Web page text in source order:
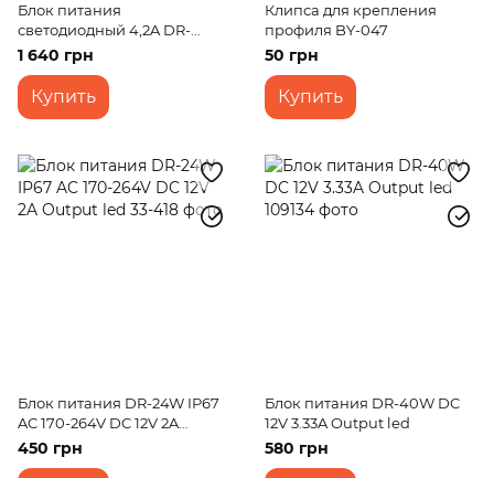
Блок питания
светодиодный 4,2A DR-
100W IP67 AC 170-264V DC
24V 4,2A
1 640 грн
Купить
Клипса для крепления
профиля BY-047
50 грн
Купить
Блок питания DR-24W IP67
AC 170-264V DC 12V 2A
Output led
450 грн
Блок питания DR-40W DC
12V 3.33A Output led
580 грн